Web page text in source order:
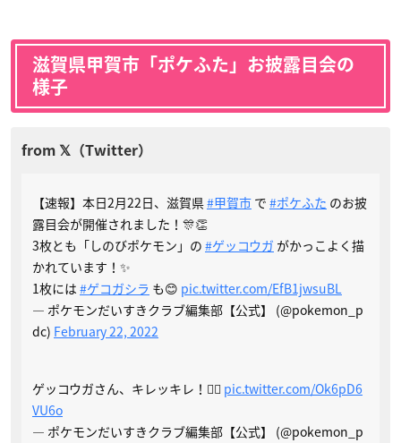
滋賀県甲賀市「ポケふた」お披露目会の
様子
【速報】本日2月22日、滋賀県#甲賀市 で #ポケふた のお披
露目会が開催されました！🎊👏
3枚とも「しのびポケモン」の #ゲッコウガ がかっこよく描
かれています！✨
1枚には #ゲコガシラ も😊 pic.twitter.com/EfB1jwsuBL
— ポケモンだいすきクラブ編集部【公式】 (@pokemon_p
dc) February 22, 2022
ゲッコウガさん、キレッキレ！🤸‍♂️ pic.twitter.com/Ok6pD6
VU6o
— ポケモンだいすきクラブ編集部【公式】 (@pokemon_p